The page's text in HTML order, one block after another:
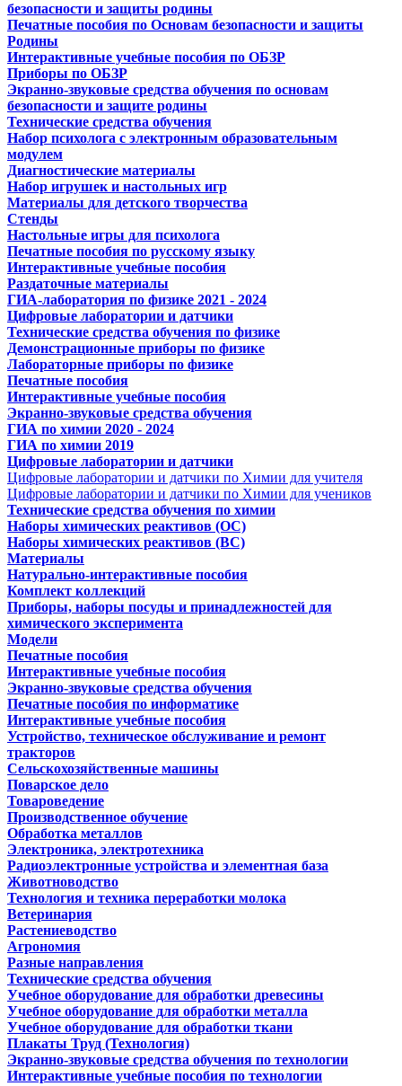
безопасности и защиты родины
Печатные пособия по Основам безопасности и защиты
Родины
Интерактивные учебные пособия по ОБЗР
Приборы по ОБЗР
Экранно-звуковые средства обучения по основам
безопасности и защите родины
Технические средства обучения
Набор психолога с электронным образовательным
модулем
Диагностические материалы
Набор игрушек и настольных игр
Материалы для детского творчества
Стенды
Настольные игры для психолога
Печатные пособия по русскому языку
Интерактивные учебные пособия
Раздаточные материалы
ГИА-лаборатория по физике 2021 - 2024
Цифровые лаборатории и датчики
Технические средства обучения по физике
Демонстрационные приборы по физике
Лабораторные приборы по физике
Печатные пособия
Интерактивные учебные пособия
Экранно-звуковые средства обучения
ГИА по химии 2020 - 2024
ГИА по химии 2019
Цифровые лаборатории и датчики
Цифровые лаборатории и датчики по Химии для учителя
Цифровые лаборатории и датчики по Химии для учеников
Технические средства обучения по химии
Наборы химических реактивов (ОС)
Наборы химических реактивов (ВС)
Материалы
Натурально-интерактивные пособия
Комплект коллекций
Приборы, наборы посуды и принадлежностей для
химического эксперимента
Модели
Печатные пособия
Интерактивные учебные пособия
Экранно-звуковые средства обучения
Печатные пособия по информатике
Интерактивные учебные пособия
Устройство, техническое обслуживание и ремонт
тракторов
Сельскохозяйственные машины
Поварское дело
Товароведение
Производственное обучение
Обработка металлов
Электроника, электротехника
Радиоэлектронные устройства и элементная база
Животноводство
Технология и техника переработки молока
Ветеринария
Растениеводство
Агрономия
Разные направления
Технические средства обучения
Учебное оборудование для обработки древесины
Учебное оборудование для обработки металла
Учебное оборудование для обработки ткани
Плакаты Труд (Технология)
Экранно-звуковые средства обучения по технологии
Интерактивные учебные пособия по технологии